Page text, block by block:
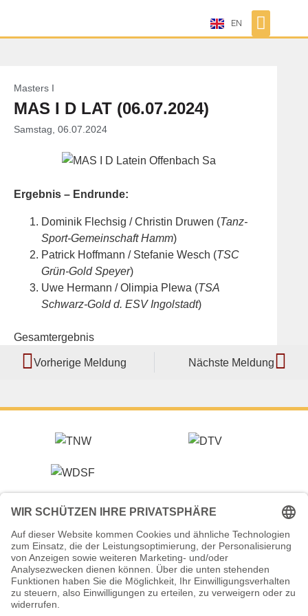
EN
Masters I
MAS I D LAT (06.07.2024)
Samstag, 06.07.2024
Ergebnis – Endrunde:
Dominik Flechsig / Christin Druwen (Tanz-
Sport-Gemeinschaft Hamm)
Patrick Hoffmann / Stefanie Wesch (TSC
Grün-Gold Speyer)
Uwe Hermann / Olimpia Plewa (TSA
Schwarz-Gold d. ESV Ingolstadt)
Gesamtergebnis
Vorherige Meldung Nächste Meldung
Veranstalter (Ausrichter):
Tanzsportverband Nordrhein-Westfalen e.V.
Veranstaltungsort:
Historische Stadthalle Wuppertal
Johannisberg 40
42103 Wuppertal